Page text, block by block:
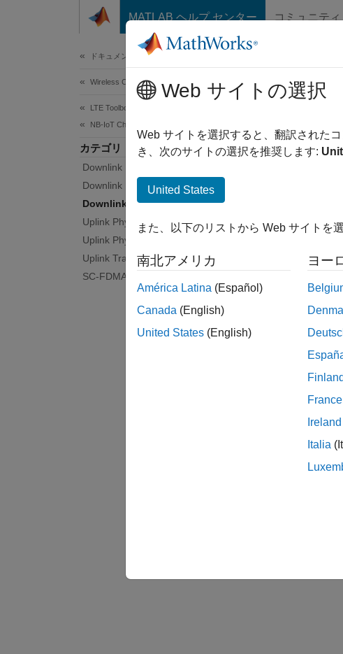
コンテンツへスキップ
MATLAB ヘルプ センター コミュニティ
ドキュメンテーションのホーム
Wireless Communications
LTE Toolbox
NB-IoT Channels
カテゴリ
Downlink Physical Signals
Downlink Physical Channels
Downlink Transport Channels
Uplink Physical Signals
Uplink Physical Channels
Uplink Transport Channels
SC-FDMA Modulation
Encode and
Transport
lteNDLSCH
Web サイトの選択
Web サイトを選択すると、翻訳された
き、次のサイトの選択を推奨します:
United States
また、以下のリストから Web サイトを
南北アメリカ
América Latina (Español)
Canada (English)
United States (English)
ヨー
Finland
France
Ireland
Italia